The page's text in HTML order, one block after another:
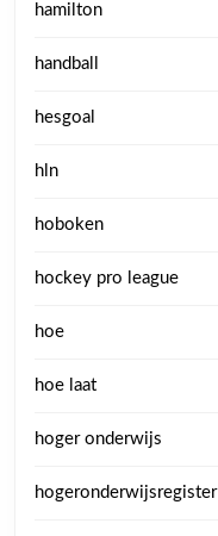
hamilton
handball
hesgoal
hln
hoboken
hockey pro league
hoe
hoe laat
hoger onderwijs
hogeronderwijsregister